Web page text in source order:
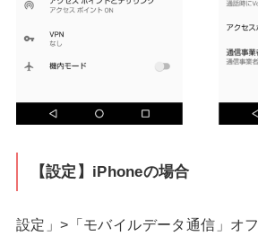
【設定】iPhoneの場合
設定」>「モバイルデータ通信」オフ